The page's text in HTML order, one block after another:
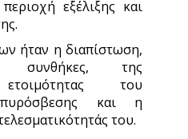
εξέλιξης και
ήταν η διαπίστωση,
συνθήκες, της
ετοιμότητας του
και η
του.